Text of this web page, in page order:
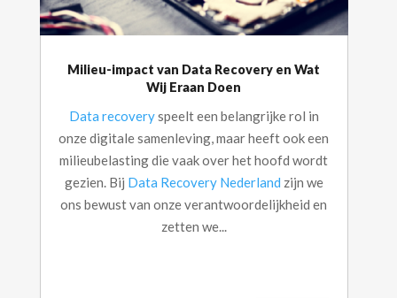
Milieu-impact van Data Recovery en Wat
Wij Eraan Doen
Data recoveryspeelt een belangrijke rol in
onze digitale samenleving, maar heeft ook een
milieubelasting die vaak over het hoofd wordt
gezien. Bij Data Recovery Nederland zijn we
ons bewust van onze verantwoordelijkheid en
zetten we...